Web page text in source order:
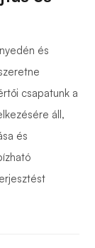
és
csapatunk a
áll,
és